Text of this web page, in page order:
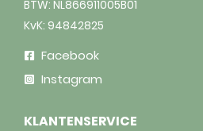
BTW: NL866911005B01
KvK: 94842825
Facebook
Instagram
KLANTENSERVICE